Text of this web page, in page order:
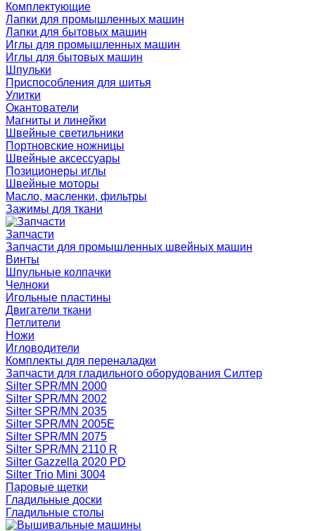
Комплектующие
Лапки для промышленных машин
Лапки для бытовых машин
Иглы для промышленных машин
Иглы для бытовых машин
Шпульки
Приспособления для шитья
Улитки
Окантователи
Магниты и линейки
Швейные светильники
Портновские ножницы
Швейные аксессуары
Позиционеры иглы
Швейные моторы
Масло, масленки, фильтры
Зажимы для ткани
Запчасти
Запчасти для промышленных швейных машин
Винты
Шпульные колпачки
Челноки
Игольные пластины
Двигатели ткани
Петлители
Ножи
Игловодители
Комплекты для переналадки
Запчасти для гладильного оборудования Силтер
Silter SPR/MN 2000
Silter SPR/MN 2002
Silter SPR/MN 2035
Silter SPR/MN 2005E
Silter SPR/MN 2075
Silter SPR/MN 2110 R
Silter Gazzella 2020 PD
Silter Trio Mini 3004
Паровые щетки
Гладильные доски
Гладильные столы